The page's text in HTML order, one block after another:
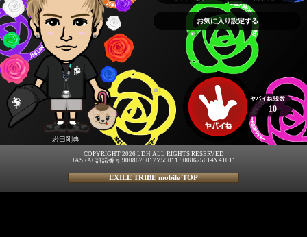
岩田剛典
10
COPYRIGHT 2026 LDH ALL RIGHTS RESERVED
JASRAC許諾番号 9008675017Y55011 9008675014Y41011
EXILE TRIBE mobile TOP